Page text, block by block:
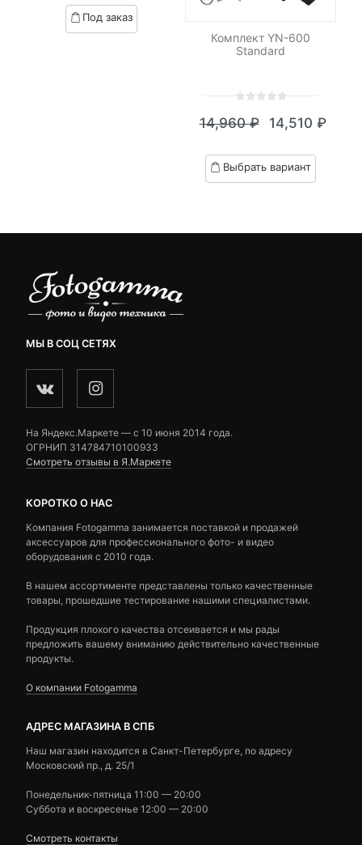
based
onПод заказ
Комплект YN-600
Standard
out
based
on
14,960₽
цена
составляла
14,510 ₽
Текущая
цена:
14,510 ₽.
Выбрать вариант
МЫ В СОЦ СЕТЯХ
На Яндекс.Маркете — c 10 июня 2014 года.
ОГРНИП 314784710100933
Смотреть отзывы в Я.Маркете
КОРОТКО О НАС
Компания Fotogamma занимается поставкой и продажей
аксессуаров для профессионального фото- и видео
оборудования с 2010 года.
В нашем ассортименте представлены только качественные
товары, прошедшие тестирование нашими специалистами.
Продукция плохого качества отсеивается и мы рады
предложить вашему вниманию действительно качественные
продукты.
О компании Fotogamma
АДРЕС МАГАЗИНА В СПБ
Наш магазин находится в Санкт-Петербурге, по адресу
Московский пр., д. 25/1
Понедельник-пятница 11:00 — 20:00
Суббота и воскресенье 12:00 — 20:00
Смотреть контакты